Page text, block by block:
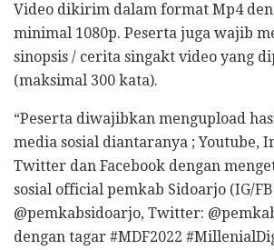
Video dikirim dalam format Mp4
minimal 1080p. Peserta juga wajib
sinopsis / cerita singakt video yang
(maksimal 300 kata).
“Peserta diwajibkan mengupload
media sosial diantaranya ; Youtube,
Twitter dan Facebook dengan
sosial official pemkab Sidoarjo (IG/
@pemkabsidoarjo, Twitter:
dengan tagar #MDF2022